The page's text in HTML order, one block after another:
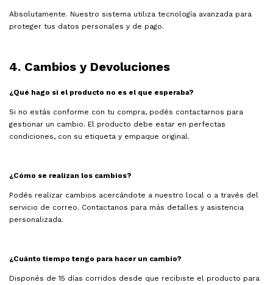
Absolutamente. Nuestro sistema utiliza tecnología avanzada para
proteger tus datos personales y de pago.
4. Cambios y Devoluciones
¿Qué hago si el producto no es el que esperaba?
Si no estás conforme con tu compra, podés contactarnos para
gestionar un cambio. El producto debe estar en perfectas
condiciones, con su etiqueta y empaque original.
¿Cómo se realizan los cambios?
Podés realizar cambios acercándote a nuestro local o a través del
servicio de correo. Contactanos para más detalles y asistencia
personalizada.
¿Cuánto tiempo tengo para hacer un cambio?
Disponés de 15 días corridos desde que recibiste el producto para